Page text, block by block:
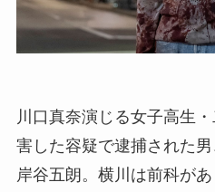
川口真奈演じる女子高生
害した容疑で逮捕された
岸谷五朗。横川は前科が